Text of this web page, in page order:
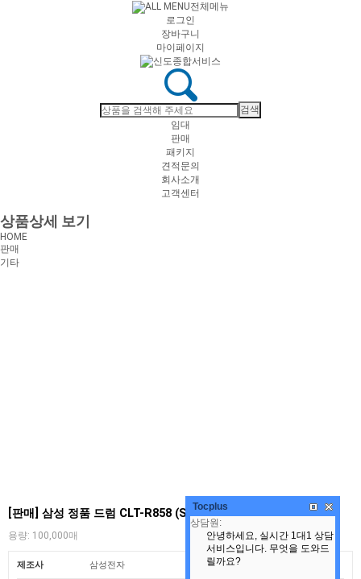
전체메뉴
로그인
장바구니
마이페이지
임대
판매
패키지
견적문의
회사소개
고객센터
상품상세 보기
HOME
판매
기타
[판매] 삼성 정품 드럼 CLT-R858 (SL-X4225RX)
용량: 100,000매
제조사 삼성전자
Tocplus